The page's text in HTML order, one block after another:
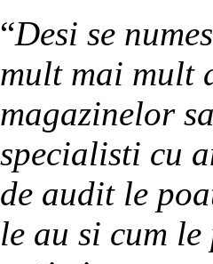
“Desi se
mult mai mult
magazinelor
specialisti cu
de audit le
le au si cum